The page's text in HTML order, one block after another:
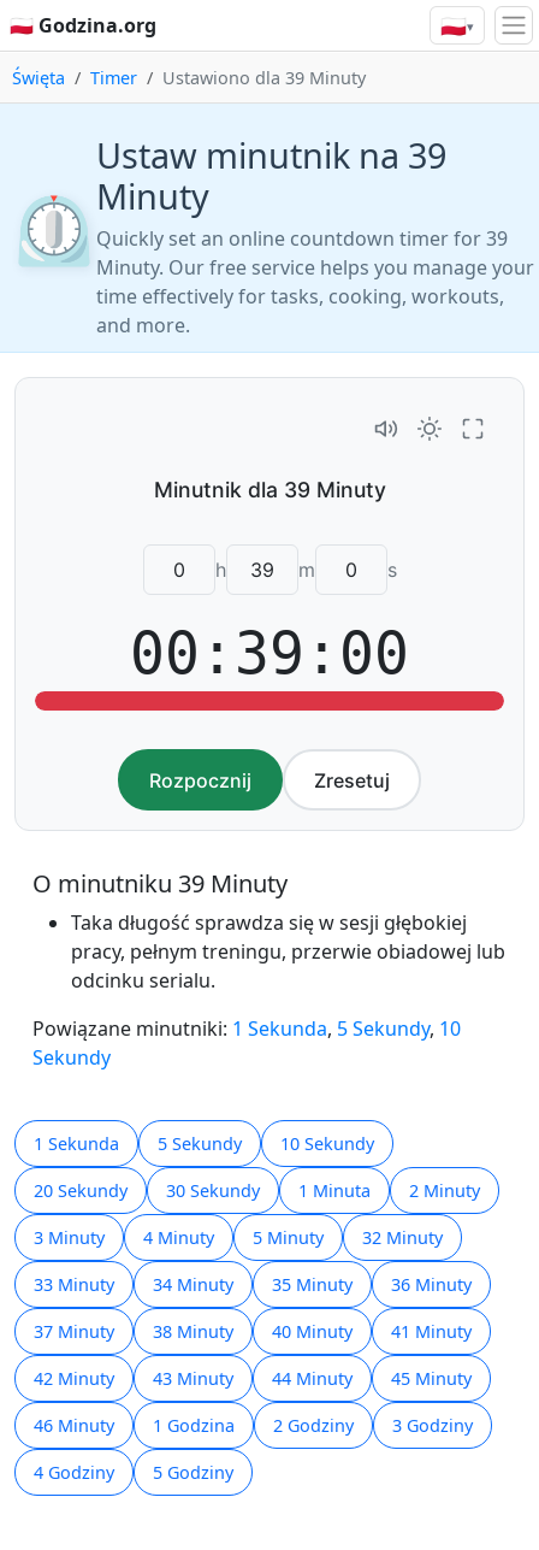
🇵🇱 Godzina.org 🇵🇱▾
Święta Timer Ustawiono dla 39 Minuty
⏲️
Ustaw minutnik na 39
Minuty
Quickly set an online countdown timer for 39
Minuty. Our free service helps you manage your
time effectively for tasks, cooking, workouts,
and more.
h m s
00:39:00
Rozpocznij Zresetuj
O minutniku 39 Minuty
Taka długość sprawdza się w sesji głębokiej
pracy, pełnym treningu, przerwie obiadowej lub
odcinku serialu.
Powiązane minutniki: 1 Sekunda, 5 Sekundy, 10
Sekundy
1 Sekunda 5 Sekundy 10 Sekundy
20 Sekundy 30 Sekundy 1 Minuta 2 Minuty
3 Minuty 4 Minuty 5 Minuty 32 Minuty
33 Minuty 34 Minuty 35 Minuty 36 Minuty
37 Minuty 38 Minuty 40 Minuty 41 Minuty
42 Minuty 43 Minuty 44 Minuty 45 Minuty
46 Minuty 1 Godzina 2 Godziny 3 Godziny
4 Godziny 5 Godziny